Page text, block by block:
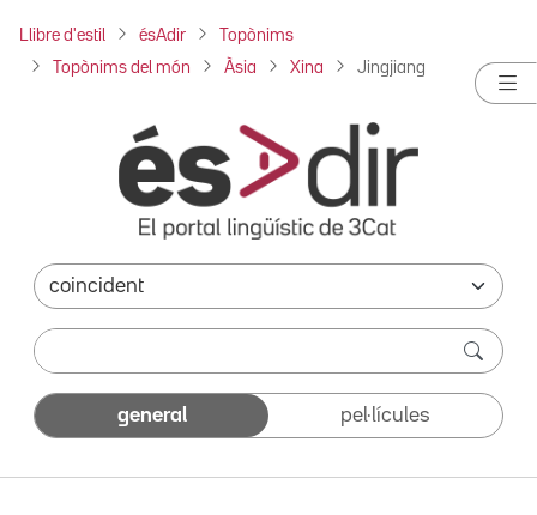
Llibre d'estil ésAdir Topònims
Topònims del món Àsia Xina Jingjiang
general pel·lícules